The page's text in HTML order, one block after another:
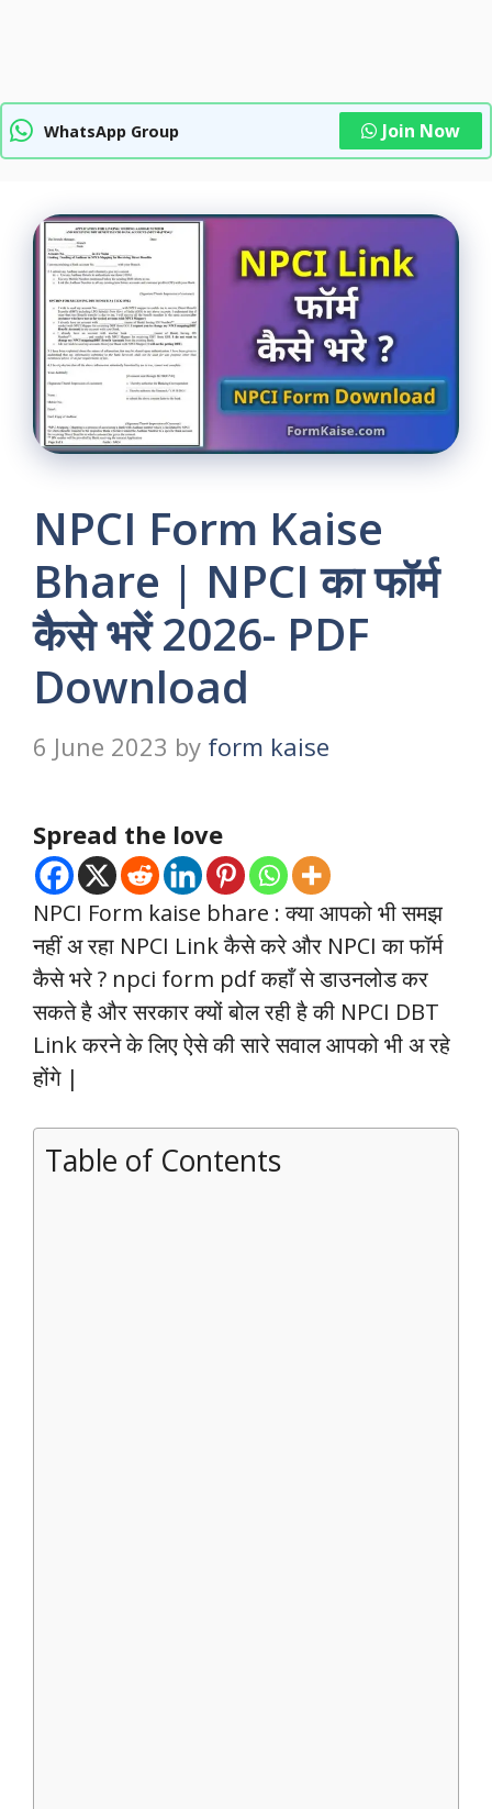
WhatsApp Group Join Now
NPCI Form Kaise
Bhare | NPCI का फॉर्म
कैसे भरें 2026- PDF
Download
6 June 2023 by form kaise
Spread the love
NPCI Form kaise bhare : क्या आपको भी समझ
नहीं अ रहा NPCI Link कैसे करे और NPCI का फॉर्म
कैसे भरे ? npci form pdf कहाँ से डाउनलोड कर
सकते है और सरकार क्यों बोल रही है की NPCI DBT
Link करने के लिए ऐसे की सारे सवाल आपको भी अ रहे
होंगे |
Table of Contents